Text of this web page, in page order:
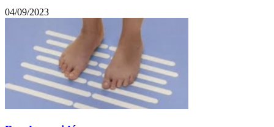
04/09/2023